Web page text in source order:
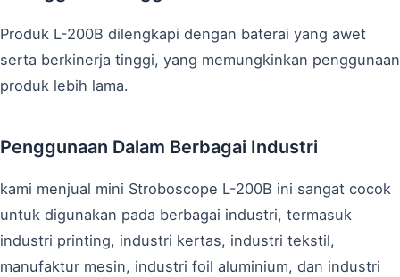
Produk L-200B dilengkapi dengan baterai yang awet
serta berkinerja tinggi, yang memungkinkan penggunaan
produk lebih lama.
Penggunaan Dalam Berbagai Industri
kami menjual mini Stroboscope L-200B ini sangat cocok
untuk digunakan pada berbagai industri, termasuk
industri printing, industri kertas, industri tekstil,
manufaktur mesin, industri foil aluminium, dan industri